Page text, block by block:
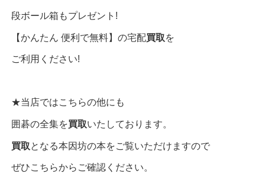
段ボール箱もプレゼント!
【かんたん 便利で無料】の宅配買取を
ご利用ください!
★当店ではこちらの他にも
囲碁の全集を買取いたしております。
買取となる本因坊の本をご覧いただけますので
ぜひこちらからご確認ください。